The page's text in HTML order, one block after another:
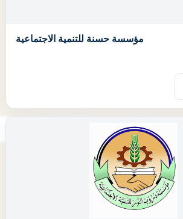
مؤسسة حسنة للتنمية الاجتماعية